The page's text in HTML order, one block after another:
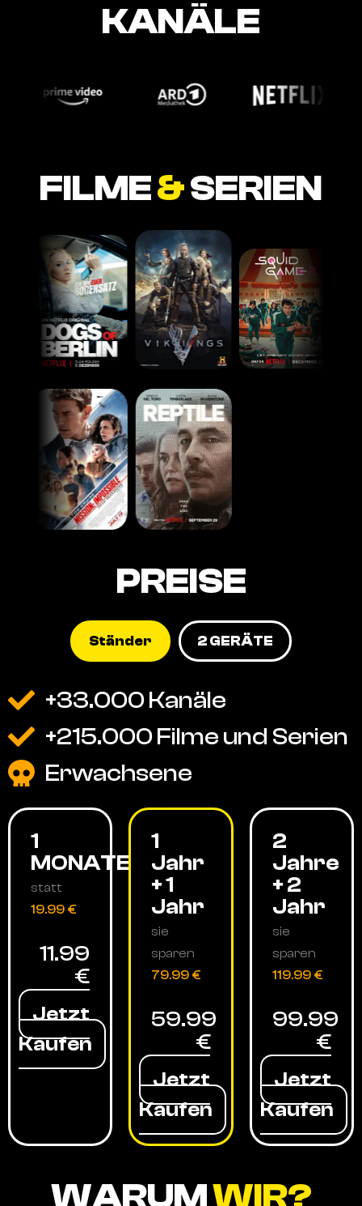
KANÄLE
FILME&SERIEN
PREISE
Ständer 2 GERÄTE
+33.000 Kanäle
+215.000 Filme und Serien
Erwachsene
1
MONATE
statt
19.99 €
11.99
€
Jetzt
Kaufen
1
Jahr
+ 1
Jahr
sie
sparen
79.99 €
59.99
€
Jetzt
Kaufen
2
Jahre
+ 2
Jahr
sie
sparen
119.99 €
99.99
€
Jetzt
Kaufen
WARUMWIR?